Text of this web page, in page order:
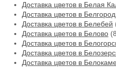
Доставка цветов в Белая
Доставка цветов в Белгород
Доставка цветов в Белебей
Доставка цветов в Белово
Доставка цветов в
Доставка цветов в
Доставка цветов в